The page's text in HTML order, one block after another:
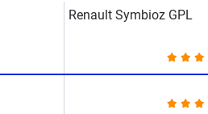
Renault Symbioz GPL